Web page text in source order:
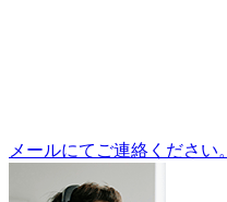
メールにてご連絡ください。